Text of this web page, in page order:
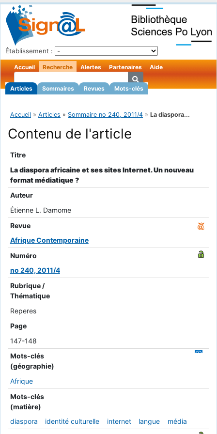
Établissement :
Accueil Recherche
Articles Sommaires Revues Mots-clés
Alertes Partenaires Aide
Accueil » Articles » Sommaire no 240, 2011/4 » La diaspora...
Contenu de l'article
Titre
La diaspora africaine et ses sites Internet. Un nouveau
format médiatique ?
Auteur
Étienne L. Damome
Revue
Afrique Contemporaine
Numéro
no 240, 2011/4
Rubrique /
Thématique
Reperes
Page
147-148
Mots-clés
(géographie)
Afrique
Mots-clés
(matière)
diaspora
identité culturelle internet langue
média